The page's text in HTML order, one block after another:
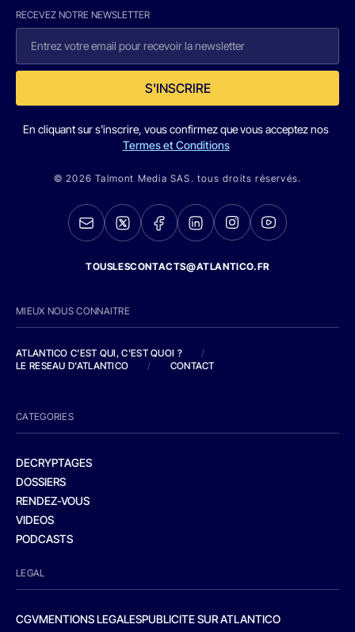
RECEVEZ NOTRE NEWSLETTER
S'INSCRIRE
En cliquant sur s'inscrire, vous confirmez que vous acceptez nos
Termes et Conditions
© 2026 Talmont Media SAS. tous droits réservés.
TOUSLESCONTACTS@ATLANTICO.FR
MIEUX NOUS CONNAITRE
ATLANTICO C'EST QUI, C'EST QUOI ?
/
LE RESEAU D'ATLANTICO
/ CONTACT
CATEGORIES
DECRYPTAGES
DOSSIERS
RENDEZ-VOUS
VIDEOS
PODCASTS
LEGAL
CGVMENTIONS LEGALESPUBLICITE SUR ATLANTICO